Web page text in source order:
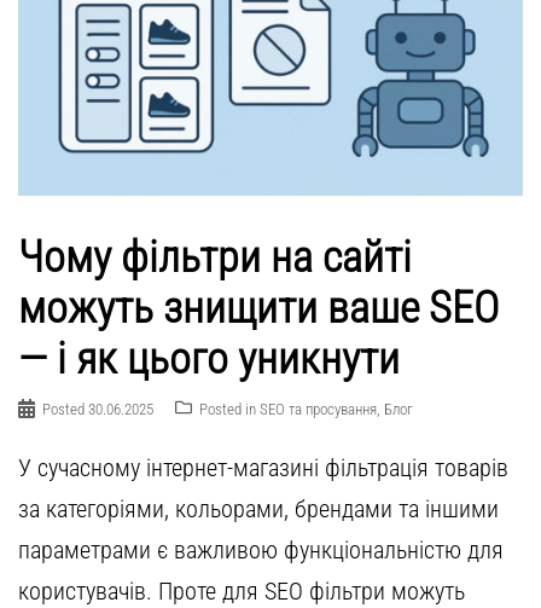
Чому фільтри на сайті
можуть знищити ваше SEO
— і як цього уникнути
Posted 30.06.2025 Posted in SEO та просування, Блог
У сучасному інтернет-магазині фільтрація товарів
за категоріями, кольорами, брендами та іншими
параметрами є важливою функціональністю для
користувачів. Проте для SEO фільтри можуть